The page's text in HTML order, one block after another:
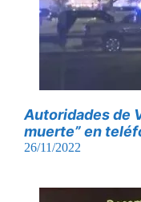
Autoridades de
muerte” en
26/11/2022